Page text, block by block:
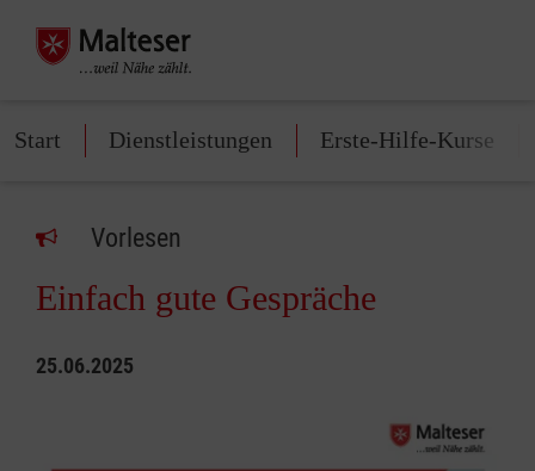
Start Dienstleistungen Erste-Hilfe-Kurse
Vorlesen
Einfach gute Gespräche
25.06.2025